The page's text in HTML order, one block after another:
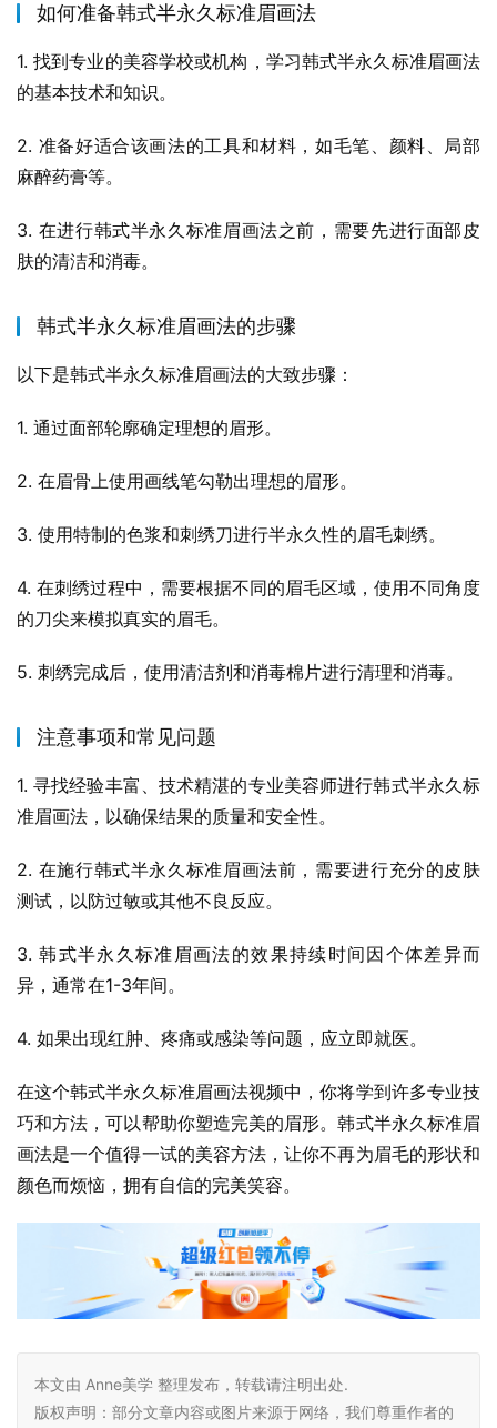
如何准备韩式半永久标准眉画法
1. 找到专业的美容学校或机构，学习韩式半永久标准眉画法
的基本技术和知识。
2. 准备好适合该画法的工具和材料，如毛笔、颜料、局部
麻醉药膏等。
3. 在进行韩式半永久标准眉画法之前，需要先进行面部皮
肤的清洁和消毒。
韩式半永久标准眉画法的步骤
以下是韩式半永久标准眉画法的大致步骤：
1. 通过面部轮廓确定理想的眉形。
2. 在眉骨上使用画线笔勾勒出理想的眉形。
3. 使用特制的色浆和刺绣刀进行半永久性的眉毛刺绣。
4. 在刺绣过程中，需要根据不同的眉毛区域，使用不同角度
的刀尖来模拟真实的眉毛。
5. 刺绣完成后，使用清洁剂和消毒棉片进行清理和消毒。
注意事项和常见问题
1. 寻找经验丰富、技术精湛的专业美容师进行韩式半永久标
准眉画法，以确保结果的质量和安全性。
2. 在施行韩式半永久标准眉画法前，需要进行充分的皮肤
测试，以防过敏或其他不良反应。
3. 韩式半永久标准眉画法的效果持续时间因个体差异而
异，通常在1-3年间。
4. 如果出现红肿、疼痛或感染等问题，应立即就医。
在这个韩式半永久标准眉画法视频中，你将学到许多专业技
巧和方法，可以帮助你塑造完美的眉形。韩式半永久标准眉
画法是一个值得一试的美容方法，让你不再为眉毛的形状和
颜色而烦恼，拥有自信的完美笑容。
本文由 Anne美学 整理发布，转载请注明出处.
版权声明：部分文章内容或图片来源于网络，我们尊重作者的